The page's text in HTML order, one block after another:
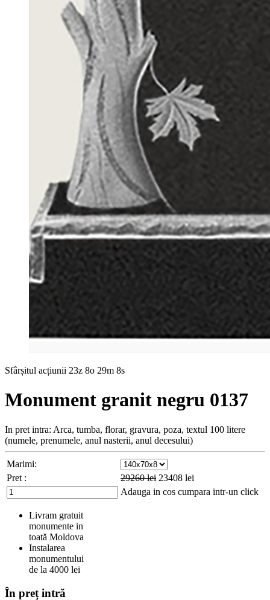
Sfârșitul acțiunii 23z 8o 29m 6s
Monument granit negru 0137
In pret intra: Arca, tumba, florar, gravura, poza, textul 100 litere
(numele, prenumele, anul nasterii, anul decesului)
Marimi:
Pret :
29260lei 23408 lei
Adauga in cos cumpara intr-un click
Livram gratuit
monumente in
toată Moldova
Instalarea
monumentului
de la 4000 lei
În preț intră